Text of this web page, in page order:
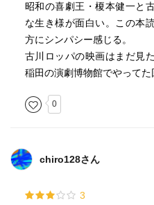
昭和の喜劇王・榎本健一と
な生き様が面白い。この本
方にシンパシー感じる。
古川ロッパの映画はまだ見
稲田の演劇博物館でやってた
0
chiro128さん
3